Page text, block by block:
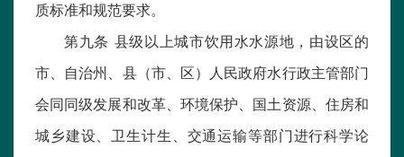
质标准和规范要求。
第九条 县级以上城市饮用水水源地，由设区的
市、自治州、县（市、区）人民政府水行政主管部门
会同同级发展和改革、环境保护、国土资源、住房和
城乡建设、卫生计生、交通运输等部门进行科学论